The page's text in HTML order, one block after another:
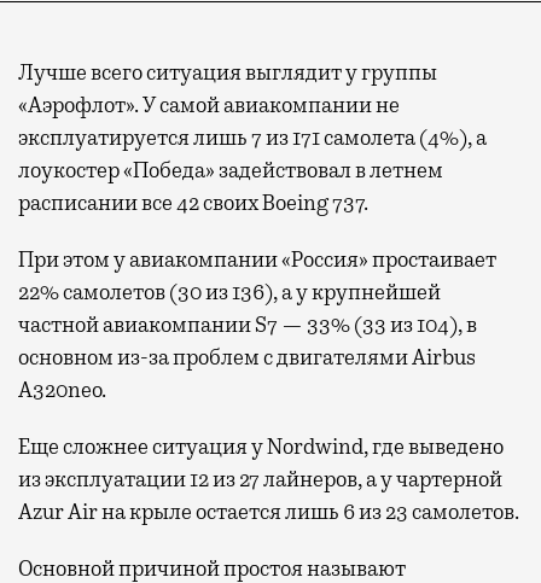
Лучше всего ситуация выглядит у группы
«Аэрофлот». У самой авиакомпании не
эксплуатируется лишь 7 из 171 самолета (4%), а
лоукостер «Победа» задействовал в летнем
расписании все 42 своих Boeing 737.
При этом у авиакомпании «Россия» простаивает
22% самолетов (30 из 136), а у крупнейшей
частной авиакомпании S7 — 33% (33 из 104), в
основном из-за проблем с двигателями Airbus
A320neo.
Еще сложнее ситуация у Nordwind, где выведено
из эксплуатации 12 из 27 лайнеров, а у чартерной
Azur Air на крыле остается лишь 6 из 23 самолетов.
Основной причиной простоя называют